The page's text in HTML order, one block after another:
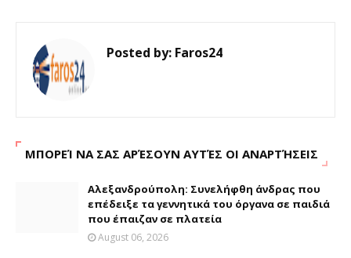
Posted by: Faros24
ΜΠΟΡΕΊ ΝΑ ΣΑΣ ΑΡΈΣΟΥΝ ΑΥΤΈΣ ΟΙ ΑΝΑΡΤΉΣΕΙΣ
Αλεξανδρούπολη: Συνελήφθη άνδρας που
επέδειξε τα γεννητικά του όργανα σε παιδιά
που έπαιζαν σε πλατεία
August 06, 2026